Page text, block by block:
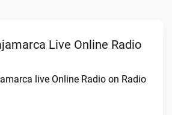
Live Online Radio
live Online Radio on Radio